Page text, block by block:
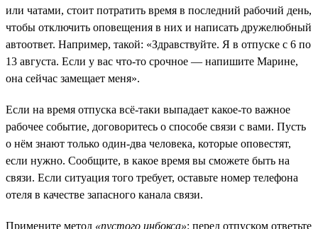
или чатами, стоит потратить время в последний рабочий день,
чтобы отключить оповещения в них и написать дружелюбный
автоответ. Например, такой: «Здравствуйте. Я в отпуске с 6 по
13 августа. Если у вас что-то срочное — напишите Марине,
она сейчас замещает меня».
Если на время отпуска всё-таки выпадает какое-то важное
рабочее событие, договоритесь о способе связи с вами. Пусть
о нём знают только один-два человека, которые оповестят,
если нужно. Сообщите, в какое время вы сможете быть на
связи. Если ситуация того требует, оставьте номер телефона
отеля в качестве запасного канала связи.
Примените метод «пустого инбокса»: перед отпуском ответьте